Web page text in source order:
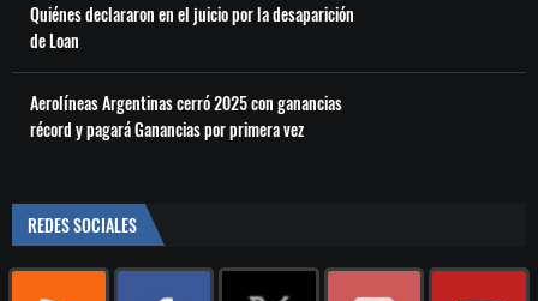
Quiénes declararon en el juicio por la desaparición
de Loan
Aerolíneas Argentinas cerró 2025 con ganancias
récord y pagará Ganancias por primera vez
REDES SOCIALES